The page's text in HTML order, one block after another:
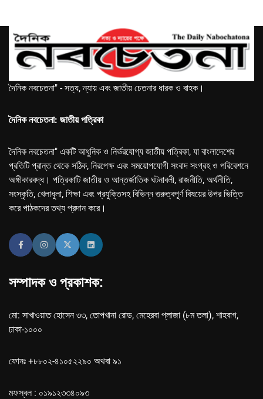
দৈনিক নবচেতনা" - সত্য, ন্যায় এবং জাতীয় চেতনার ধারক ও বাহক।
দৈনিক নবচেতনা: জাতীয় পত্রিকা
দৈনিক নবচেতনা" একটি আধুনিক ও নির্ভরযোগ্য জাতীয় পত্রিকা, যা বাংলাদেশের
প্রতিটি প্রান্ত থেকে সঠিক, নিরপেক্ষ এবং সময়োপযোগী সংবাদ সংগ্রহ ও পরিবেশনে
অঙ্গীকারবদ্ধ। পত্রিকাটি জাতীয় ও আন্তর্জাতিক ঘটনাবলী, রাজনীতি, অর্থনীতি,
সংস্কৃতি, খেলাধুলা, শিক্ষা এবং প্রযুক্তিসহ বিভিন্ন গুরুত্বপূর্ণ বিষয়ের উপর ভিত্তি
করে পাঠকদের তথ্য প্রদান করে।
সম্পাদক ও প্রকাশক:
মো: সাখাওয়াত হোসেন ৩৩, তোপখানা রোড, মেহেরবা প্লাজা (৮ম তলা), শাহবাগ,
ঢাকা-১০০০
ফোনঃ +৮৮০২-৪১০৫২২৯০ অথবা ৯১
মফস্বল : ০১৯১২৩৩৪০৯৩